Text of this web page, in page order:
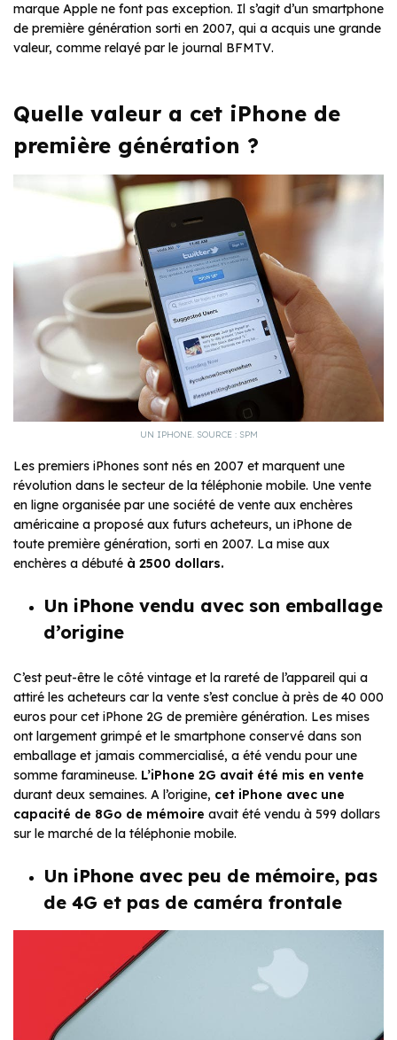
marque Apple ne font pas exception. Il s’agit d’un smartphone
de première génération sorti en 2007, qui a acquis une grande
valeur, comme relayé par le journal BFMTV.
Quelle valeur a cet iPhone de
première génération ?
UN IPHONE. SOURCE : SPM
Les premiers iPhones sont nés en 2007 et marquent une
révolution dans le secteur de la téléphonie mobile. Une vente
en ligne organisée par une société de vente aux enchères
américaine a proposé aux futurs acheteurs, un iPhone de
toute première génération, sorti en 2007. La mise aux
enchères a débuté à 2500 dollars.
Un iPhone vendu avec son emballage
d’origine
C’est peut-être le côté vintage et la rareté de l’appareil qui a
attiré les acheteurs car la vente s’est conclue à près de 40 000
euros pour cet iPhone 2G de première génération. Les mises
ont largement grimpé et le smartphone conservé dans son
emballage et jamais commercialisé, a été vendu pour une
somme faramineuse. L’iPhone 2G avait été mis en vente
durant deux semaines. A l’origine, cet iPhone avec une
capacité de 8Go de mémoire avait été vendu à 599 dollars
sur le marché de la téléphonie mobile.
Un iPhone avec peu de mémoire, pas
de 4G et pas de caméra frontale